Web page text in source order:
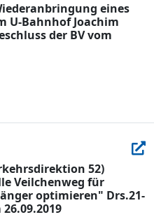
eines
U-Bahnhof Joachim
der BV vom
52)
Veilchenweg für
optimieren" Drs.21-